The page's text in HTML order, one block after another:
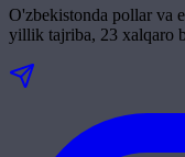
O'zbekistonda pollar va
yillik tajriba, 23 xalqaro